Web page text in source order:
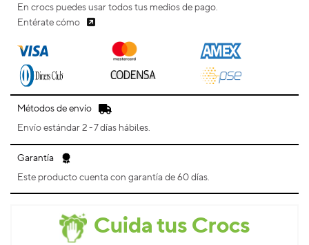
En crocs puedes usar todos tus medios de pago.
Entérate cómo
Métodos de envío
Envío estándar 2 - 7 días hábiles.
Garantía
Este producto cuenta con garantía de 60 días.
Cuida tus Crocs